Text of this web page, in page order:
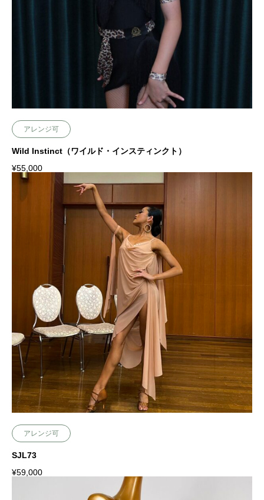
アレンジ可
Wild Instinct（ワイルド・インスティンクト）
¥55,000
アレンジ可
SJL73
¥59,000